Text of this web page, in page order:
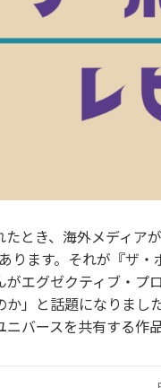
とき、海外メディア
ります。それが『ザ
がエグゼクティブ・
か」と話題になりまし
ニバースを共有する作